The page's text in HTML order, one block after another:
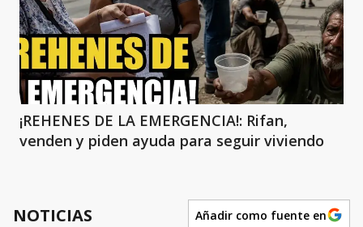
¡REHENES DE LA EMERGENCIA!: Rifan,
venden y piden ayuda para seguir viviendo
NOTICIAS Añadir como fuente en